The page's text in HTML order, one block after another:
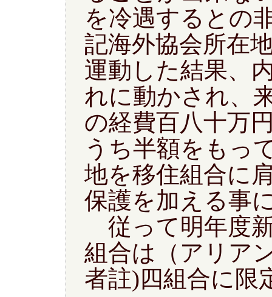
を冷遇するとの
記海外協会所在
運動した結果、
れに動かされ、
の経費百八十万
うち半額をもっ
地を移住組合に
保護を加える事
従って明年度
組合は（アリア
者註)四組合に限